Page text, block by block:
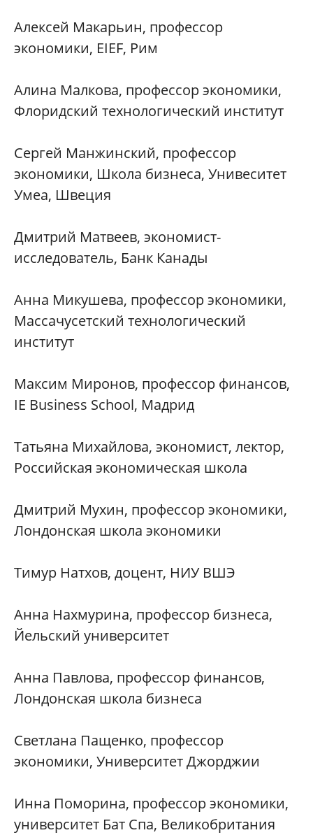
Алексей Макарьин, профессор
экономики, EIEF, Рим
Алина Малкова, профессор экономики,
Флоридский технологический институт
Сергей Манжинский, профессор
экономики, Школа бизнеса, Унивеситет
Умеа, Швеция
Дмитрий Матвеев, экономист-
исследователь, Банк Канады
Анна Микушева, профессор экономики,
Массачусетский технологический
институт
Максим Миронов, профессор финансов,
IE Business School, Мадрид
Татьяна Михайлова, экономист, лектор,
Российская экономическая школа
Дмитрий Мухин, профессор экономики,
Лондонская школа экономики
Тимур Натхов, доцент, НИУ ВШЭ
Анна Нахмурина, профессор бизнеса,
Йельский университет
Анна Павлова, профессор финансов,
Лондонская школа бизнеса
Светлана Пащенко, профессор
экономики, Университет Джорджии
Инна Поморина, профессор экономики,
университет Бат Спа, Великобритания